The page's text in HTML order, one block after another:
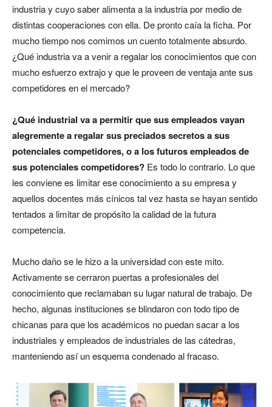
industria y cuyo saber alimenta a la industria por medio de
distintas cooperaciones con ella. De pronto caía la ficha. Por
mucho tiempo nos comimos un cuento totalmente absurdo.
¿Qué industria va a venir a regalar los conocimientos que con
mucho esfuerzo extrajo y que le proveen de ventaja ante sus
competidores en el mercado?
¿Qué industrial va a permitir que sus empleados vayan
alegremente a regalar sus preciados secretos a sus
potenciales competidores, o a los futuros empleados de
sus potenciales competidores? Es todo lo contrario. Lo que
les conviene es limitar ese conocimiento a su empresa y
aquellos docentes más cínicos tal vez hasta se hayan sentido
tentados a limitar de propósito la calidad de la futura
competencia.
Mucho daño se le hizo a la universidad con este mito.
Activamente se cerraron puertas a profesionales del
conocimiento que reclamaban su lugar natural de trabajo. De
hecho, algunas instituciones se blindaron con todo tipo de
chicanas para que los académicos no puedan sacar a los
industriales y empleados de industriales de las cátedras,
manteniendo así un esquema condenado al fracaso.